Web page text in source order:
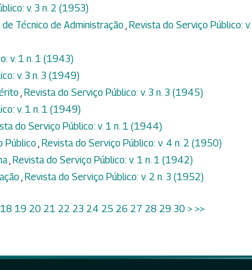
v. 3 n. 2 (1953)
Técnico de Administração Revista do Serviço Público:
v. 1 n. 1 (1943)
v. 3 n. 3 (1949)
Revista do Serviço Público: v. 3 n. 3 (1945)
v. 1 n. 1 (1949)
do Serviço Público: v. 1 n. 1 (1944)
Público Revista do Serviço Público: v. 4 n. 2 (1950)
Revista do Serviço Público: v. 1 n. 1 (1942)
Revista do Serviço Público: v. 2 n. 3 (1952)
18 19 20 21 22 23 24 25 26 27 28 29 30 > >>